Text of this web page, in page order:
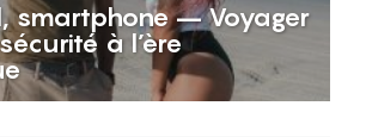
smartphone – Voyager
à l’ère